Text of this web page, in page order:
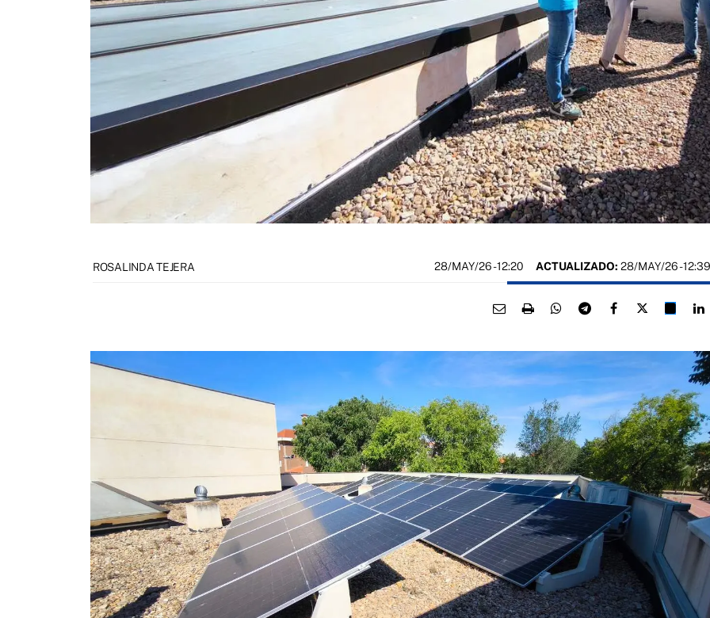
ROSALINDA TEJERA 28/MAY/26- 12:20 ACTUALIZADO: 28/MAY/26 - 12:39